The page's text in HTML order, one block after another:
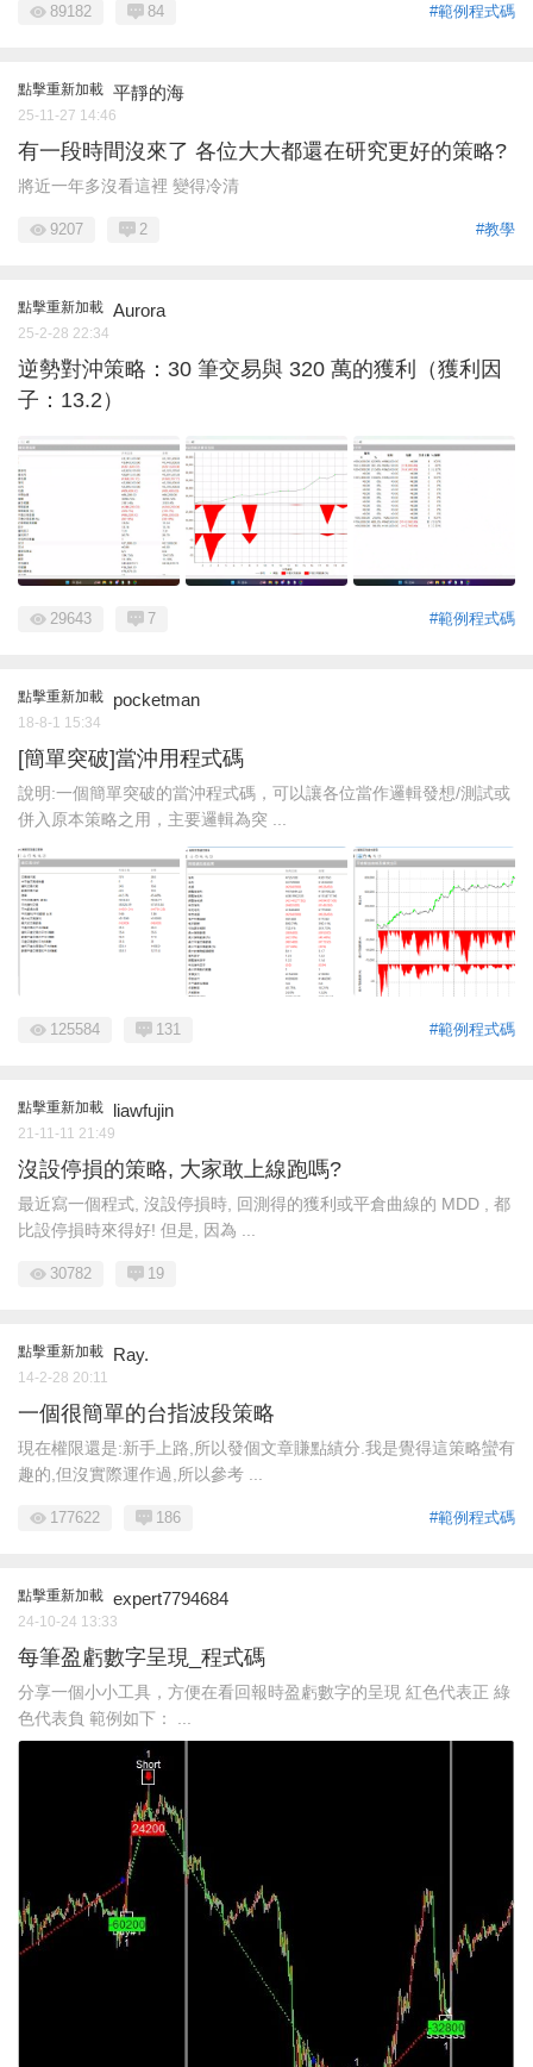
#範例程式碼
89182 84
點擊重新加載 平靜的海
25-11-27 14:46
有一段時間沒來了 各位大大都還在研究更好的策略?
將近一年多沒看這裡 變得冷清
#教學
9207 2
點擊重新加載 Aurora
25-2-28 22:34
逆勢對沖策略：30 筆交易與 320 萬的獲利（獲利因
子：13.2）
#範例程式碼
29643 7
點擊重新加載 pocketman
18-8-1 15:34
[簡單突破]當沖用程式碼
說明:一個簡單突破的當沖程式碼，可以讓各位當作邏輯發想/測試或
併入原本策略之用，主要邏輯為突 ...
#範例程式碼
125584 131
點擊重新加載 liawfujin
21-11-11 21:49
沒設停損的策略, 大家敢上線跑嗎?
最近寫一個程式, 沒設停損時, 回測得的獲利或平倉曲線的 MDD , 都
比設停損時來得好! 但是, 因為 ...
30782 19
點擊重新加載 Ray.
14-2-28 20:11
一個很簡單的台指波段策略
現在權限還是:新手上路,所以發個文章賺點績分.我是覺得這策略蠻有
趣的,但沒實際運作過,所以參考 ...
#範例程式碼
177622 186
點擊重新加載 expert7794684
24-10-24 13:33
每筆盈虧數字呈現_程式碼
分享一個小小工具，方便在看回報時盈虧數字的呈現 紅色代表正 綠
色代表負 範例如下： ...